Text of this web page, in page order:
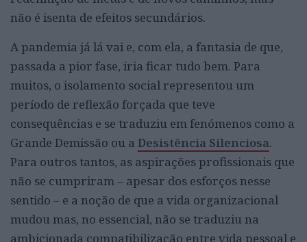
não é isenta de efeitos secundários.
A pandemia já lá vai e, com ela, a fantasia de que,
passada a pior fase, iria ficar tudo bem. Para
muitos, o isolamento social representou um
período de reflexão forçada que teve
consequências e se traduziu em fenómenos como a
Grande Demissão ou a Desistência Silenciosa.
Para outros tantos, as aspirações profissionais que
não se cumpriram – apesar dos esforços nesse
sentido – e a noção de que a vida organizacional
mudou mas, no essencial, não se traduziu na
ambicionada compatibilização entre vida pessoal e